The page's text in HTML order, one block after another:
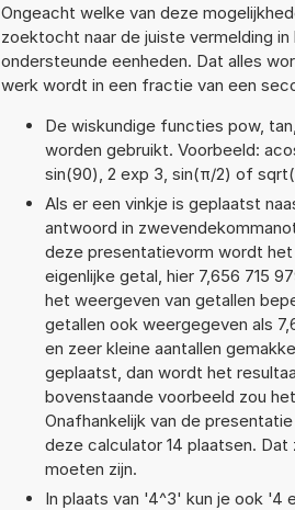
Ongeacht welke van deze
zoektocht naar de juiste vermelding
ondersteunde eenheden. Dat alles
werk wordt in een fractie van een
De wiskundige functies pow,
worden gebruikt. Voorbeeld:
sin(90), 2 exp 3, sin(π/2) of
Als er een vinkje is geplaatst
antwoord in
deze presentatievorm wordt
eigenlijke getal, hier 7,656 715
het weergeven van getallen
getallen ook weergegeven als
en zeer kleine aantallen
geplaatst, dan wordt het
bovenstaande voorbeeld zou
Onafhankelijk van de
deze calculator 14 plaatsen.
moeten zijn.
In plaats van '4^3' kun je ook